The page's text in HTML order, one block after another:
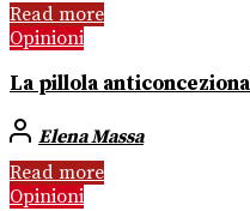
Read more
Opinioni
La pillola
Elena Massa
Read more
Opinioni